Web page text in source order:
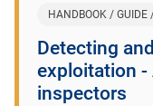
HANDBOOK /
Detecting
exploitation -
inspectors